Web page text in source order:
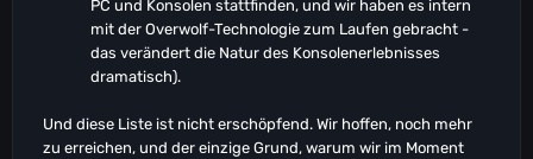
PC und Konsolen stattfinden, und wir haben es intern
mit der Overwolf-Technologie zum Laufen gebracht -
das verändert die Natur des Konsolenerlebnisses
dramatisch).
Und diese Liste ist nicht erschöpfend. Wir hoffen, noch mehr
zu erreichen, und der einzige Grund, warum wir im Moment